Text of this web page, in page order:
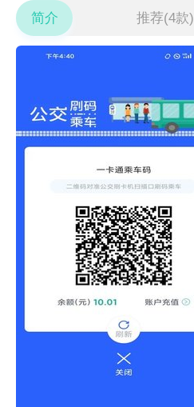
简介 推荐(4款)